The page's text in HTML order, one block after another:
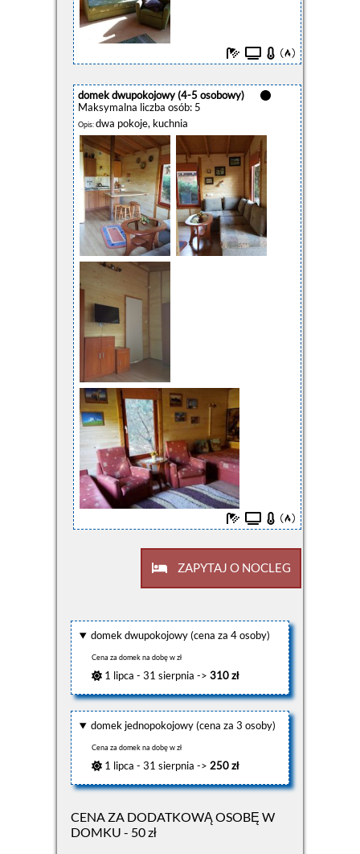
domek dwupokojowy (4-5 osobowy)
Maksymalna liczba osób: 5
Opis:dwa pokoje, kuchnia
ZAPYTAJ O NOCLEG
domek dwupokojowy (cena za 4 osoby)
Cena za domek na dobę w zł
1 lipca - 31 sierpnia -> 310 zł
domek jednopokojowy (cena za 3 osoby)
Cena za domek na dobę w zł
1 lipca - 31 sierpnia -> 250 zł
CENA ZA DODATKOWĄ OSOBĘ W
DOMKU - 50 zł